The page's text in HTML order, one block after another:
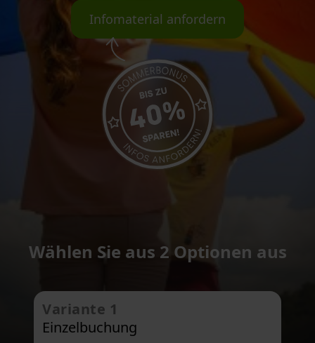
Infomaterial anfordern
Wählen Sie aus 2 Optionen aus
Variante 1
Einzelbuchung